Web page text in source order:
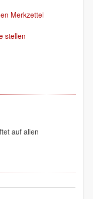
auf allen